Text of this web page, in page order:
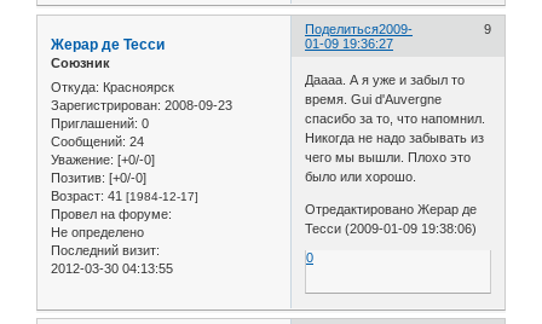
Поделиться 9
2009-
01-09 19:36:27
Жерар де Тесси
Союзник
Откуда: Красноярск
Зарегистрирован: 2008-09-23
Приглашений: 0
Сообщений: 24
Уважение: [+0/-0]
Позитив: [+0/-0]
Возраст: 41 [1984-12-17]
Провел на форуме:
Не определено
Последний визит:
2012-03-30 04:13:55
Даааа. А я уже и забыл то
время. Gui d'Auvergne
спасибо за то, что напомнил.
Никогда не надо забывать из
чего мы вышли. Плохо это
было или хорошо.
Отредактировано Жерар де
Тесси (2009-01-09 19:38:06)
0